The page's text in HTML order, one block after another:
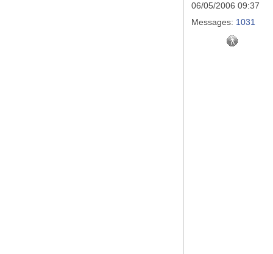
06/05/2006 09:37
Messages: 1031